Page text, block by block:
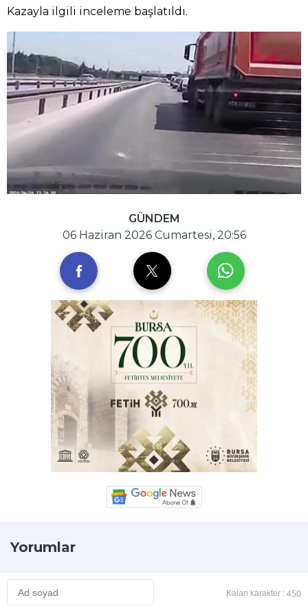
Kazayla ilgili inceleme başlatıldı.
GÜNDEM
06 Haziran 2026 Cumartesi, 20:56
Yorumlar
Kalan karakter : 450